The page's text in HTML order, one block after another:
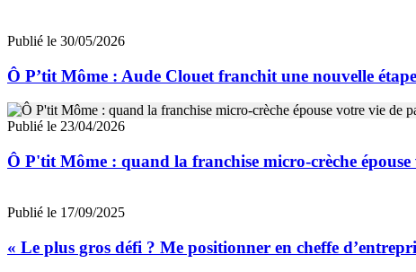
Publié le 30/05/2026
Ô P’tit Môme : Aude Clouet franchit une nouvelle
Publié le 23/04/2026
Ô P'tit Môme : quand la franchise micro-crèche
Publié le 17/09/2025
« Le plus gros défi ? Me positionner en cheffe